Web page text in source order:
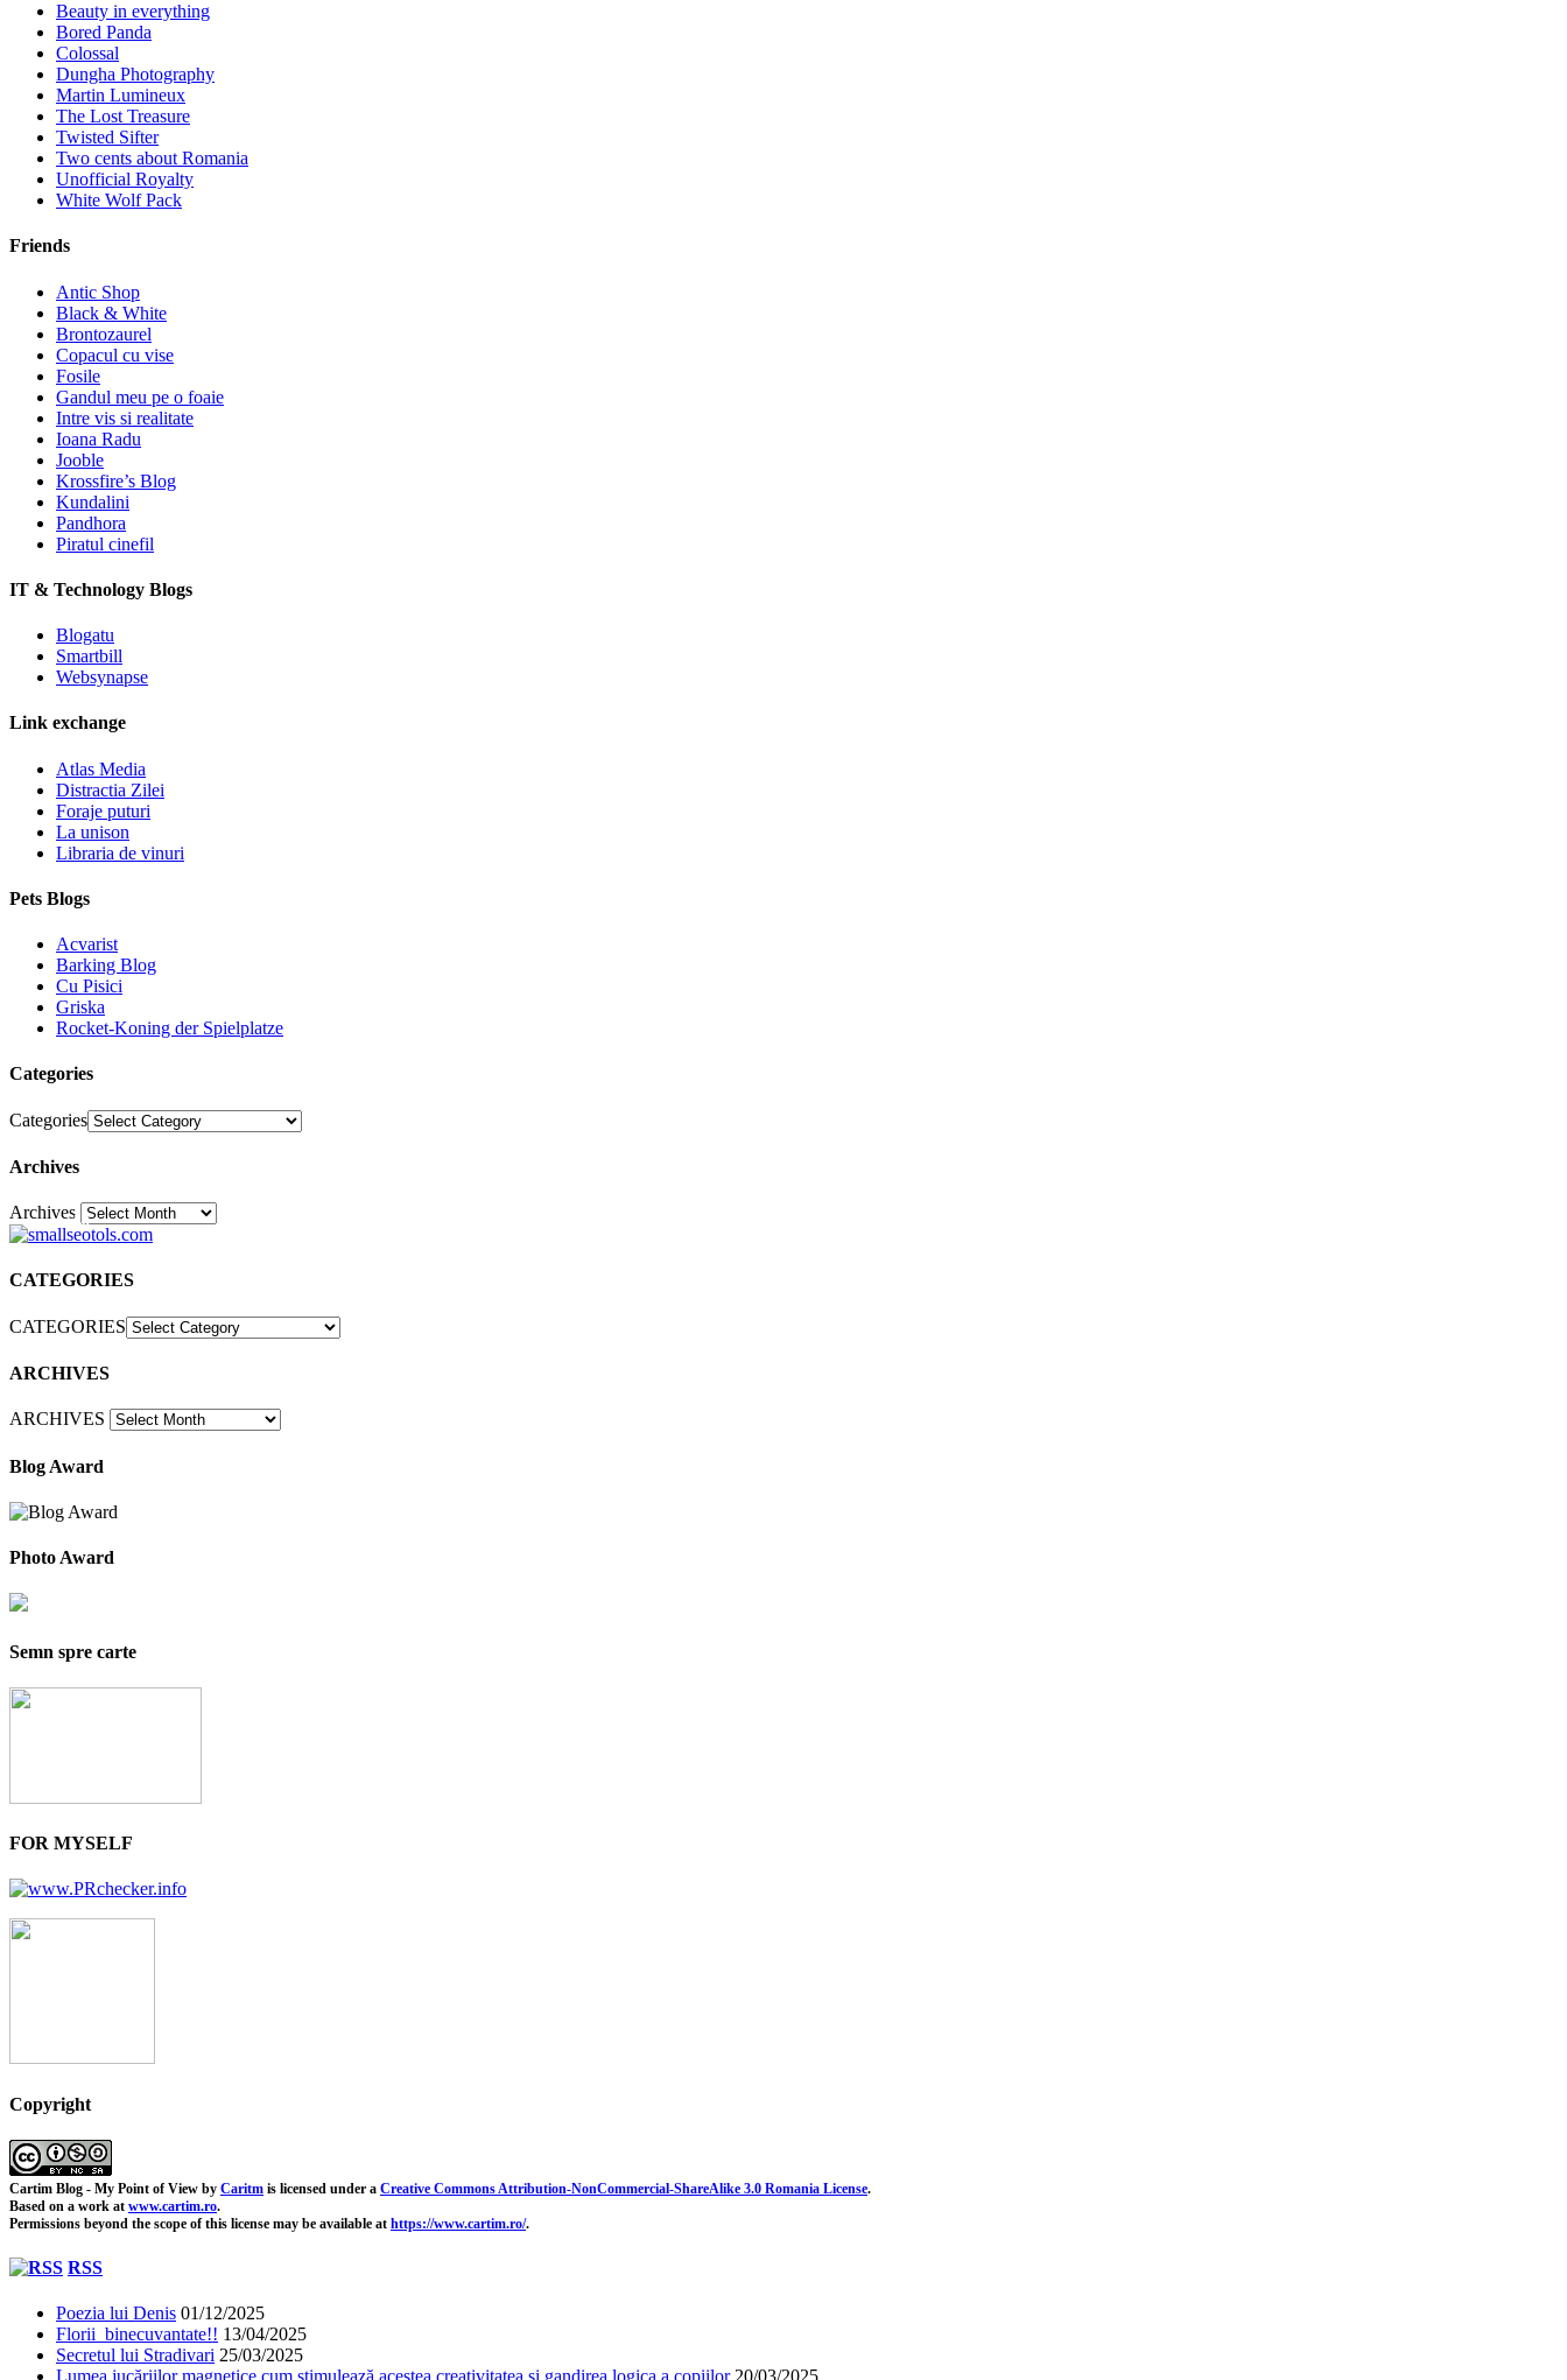
Beauty in everything
Bored Panda
Colossal
Dungha Photography
Martin Lumineux
The Lost Treasure
Twisted Sifter
Two cents about Romania
Unofficial Royalty
White Wolf Pack
Friends
Antic Shop
Black & White
Brontozaurel
Copacul cu vise
Fosile
Gandul meu pe o foaie
Intre vis si realitate
Ioana Radu
Jooble
Krossfire’s Blog
Kundalini
Pandhora
Piratul cinefil
IT & Technology Blogs
Blogatu
Smartbill
Websynapse
Link exchange
Atlas Media
Distractia Zilei
Foraje puturi
La unison
Libraria de vinuri
Pets Blogs
Acvarist
Barking Blog
Cu Pisici
Griska
Rocket-Koning der Spielplatze
Categories
Categories
Archives
Archives30
CATEGORIES
CATEGORIES
ARCHIVES
ARCHIVES
Blog Award
Photo Award
Semn spre carte
FOR MYSELF
Copyright
Cartim Blog - My Point of View by Caritm is licensed under a Creative Commons Attribution-NonCommercial-ShareAlike 3.0 Romania License.
Based on a work at www.cartim.ro.
Permissions beyond the scope of this license may be available at https://www.cartim.ro/.
RSS
Poezia lui Denis 01/12/2025
Florii binecuvantate!! 13/04/2025
Secretul lui Stradivari 25/03/2025